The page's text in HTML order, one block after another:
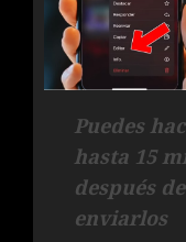
Puedes
hasta 15
después de
enviarlos